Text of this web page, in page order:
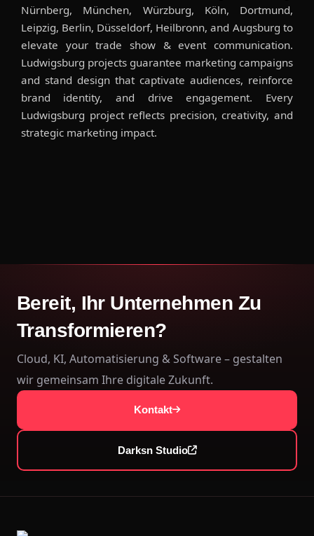
Nürnberg, München, Würzburg, Köln, Dortmund,
Leipzig, Berlin, Düsseldorf, Heilbronn, and Augsburg to
elevate your trade show & event communication.
Ludwigsburg projects guarantee marketing campaigns
and stand design that captivate audiences, reinforce
brand identity, and drive engagement. Every
Ludwigsburg project reflects precision, creativity, and
strategic marketing impact.
Bereit, Ihr Unternehmen Zu
Transformieren?
Cloud, KI, Automatisierung & Software – gestalten
wir gemeinsam Ihre digitale Zukunft.
Kontakt
Darksn Studio